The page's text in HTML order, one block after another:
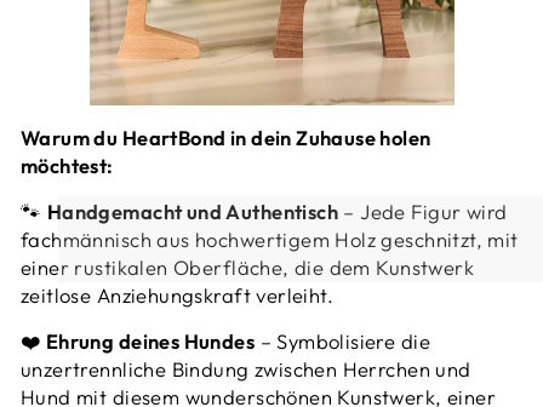
Warum du HeartBond in dein Zuhause holen
möchtest:
🐾 Handgemacht und Authentisch – Jede Figur wird
fachmännisch aus hochwertigem Holz geschnitzt, mit
einer rustikalen Oberfläche, die dem Kunstwerk
zeitlose Anziehungskraft verleiht.
❤️ Ehrung deines Hundes – Symbolisiere die
unzertrennliche Bindung zwischen Herrchen und
Hund mit diesem wunderschönen Kunstwerk, einer